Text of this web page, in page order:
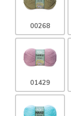
00268
01429